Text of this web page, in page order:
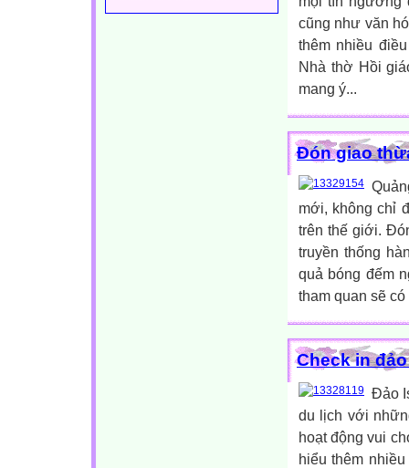
cũng như văn
thêm nhiều
Nhà thờ Hồi
mang ý...
Đón giao
mới, không chỉ
trên thế giới.
truyền thống
quả bóng đếm
tham quan sẽ
Check in
Đảo
du lịch với
hoạt động vui
hiểu thêm